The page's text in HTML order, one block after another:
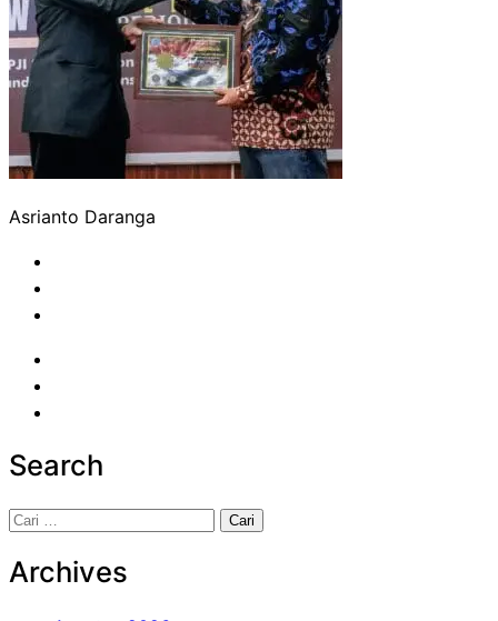
Asrianto Daranga
Search
Cari
Archives